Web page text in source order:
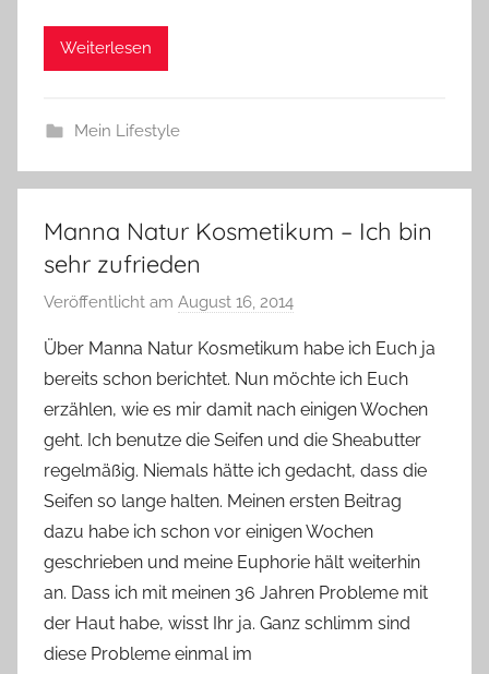
Weiterlesen
Mein Lifestyle
Manna Natur Kosmetikum – Ich bin
sehr zufrieden
Veröffentlicht am August 16, 2014
n
Y
v
o
n
n
e
Über Manna Natur Kosmetikum habe ich Euch ja
bereits schon berichtet. Nun möchte ich Euch
erzählen, wie es mir damit nach einigen Wochen
geht. Ich benutze die Seifen und die Sheabutter
regelmäßig. Niemals hätte ich gedacht, dass die
Seifen so lange halten. Meinen ersten Beitrag
dazu habe ich schon vor einigen Wochen
geschrieben und meine Euphorie hält weiterhin
an. Dass ich mit meinen 36 Jahren Probleme mit
der Haut habe, wisst Ihr ja. Ganz schlimm sind
diese Probleme einmal im